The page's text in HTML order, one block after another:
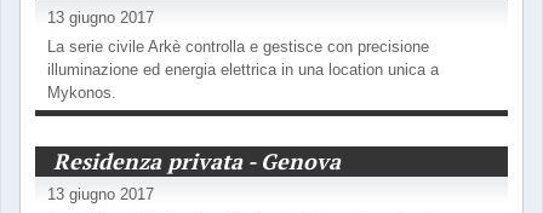
13 giugno 2017
La serie civile Arkè controlla e gestisce con precisione
illuminazione ed energia elettrica in una location unica a
Mykonos.
Residenza privata - Genova
13 giugno 2017